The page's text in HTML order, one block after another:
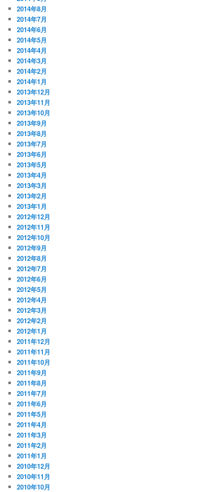
2014年8月
2014年7月
2014年6月
2014年5月
2014年4月
2014年3月
2014年2月
2014年1月
2013年12月
2013年11月
2013年10月
2013年9月
2013年8月
2013年7月
2013年6月
2013年5月
2013年4月
2013年3月
2013年2月
2013年1月
2012年12月
2012年11月
2012年10月
2012年9月
2012年8月
2012年7月
2012年6月
2012年5月
2012年4月
2012年3月
2012年2月
2012年1月
2011年12月
2011年11月
2011年10月
2011年9月
2011年8月
2011年7月
2011年6月
2011年5月
2011年4月
2011年3月
2011年2月
2011年1月
2010年12月
2010年11月
2010年10月